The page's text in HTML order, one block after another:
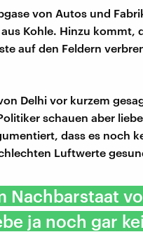
von Autos und
Kohle. Hinzu kommt,
auf den Feldern
Delhi vor kurzem
schauen aber
dass es noch
Luftwerte
Nachbarstaat
ja noch gar